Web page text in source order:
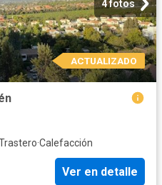
4 fotos
ACTUALIZADO
·Calefacción
Ver en detalle